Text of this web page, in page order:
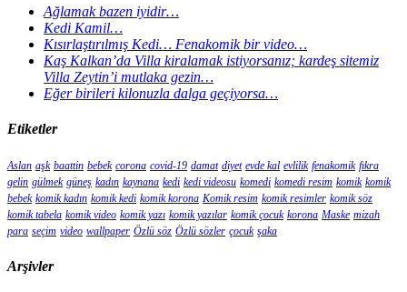
Ağlamak bazen iyidir…
Kedi Kamil…
Kısırlaştırılmış Kedi… Fenakomik bir video…
Kaş Kalkan’da Villa kiralamak istiyorsanız; kardeş sitemiz
Villa Zeytin’i mutlaka gezin…
Eğer birileri kilonuzla dalga geçiyorsa…
Etiketler
Aslan aşk baattin bebek corona covid-19 damat diyet evde kal evlilik fenakomik fıkra
gelin gülmek güneş kadın kaynana kedi kedi videosu komedi komedi resim komik komik
bebek komik kadın komik kedi komik korona Komik resim komik resimler komik söz
komik tabela komik video komik yazı komik yazılar komik çocuk korona Maske mizah
para seçim video wallpaper Özlü söz Özlü sözler çocuk şaka
Arşivler